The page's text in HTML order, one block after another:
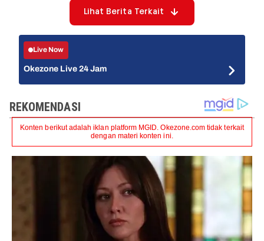
Lihat Berita Terkait
Live Now
Okezone Live 24 Jam